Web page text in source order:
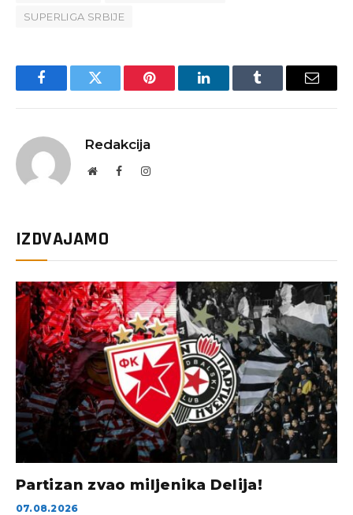
SUPERLIGA SRBIJE
FacebookTwitter Pinterest LinkedInTumblr Email
Redakcija
WebsiteFacebookInstagram
IZDVAJAMO
Partizan zvao miljenika Delija!
07.08.2026